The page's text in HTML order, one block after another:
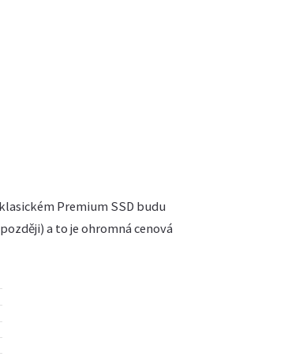
Premium SSD budu
a to je ohromná cenová